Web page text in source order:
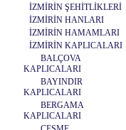
İZMİRİN ŞEHİTLİKLERİ
İZMİRİN HANLARI
İZMİRİN HAMAMLARI
İZMİRİN KAPLICALARI
BALÇOVA
KAPLICALARI
BAYINDIR
KAPLICALARI
BERGAMA
KAPLICALARI